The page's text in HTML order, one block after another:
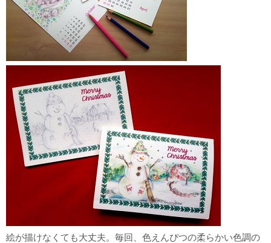
絵が描けなくても大丈夫。毎回、色えんぴつの柔らかい色調の